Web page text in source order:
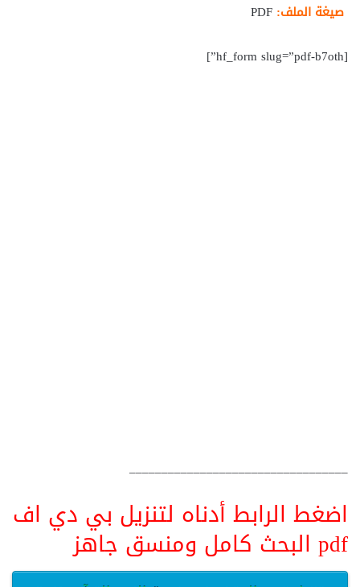
صيغة الملف:
[hf_form slug=”pdf-b7oth”]
__________________________________
اضغط الرابط أدناه لتنزيل بي دي اف
pdf البحث كامل ومنسق جاهز